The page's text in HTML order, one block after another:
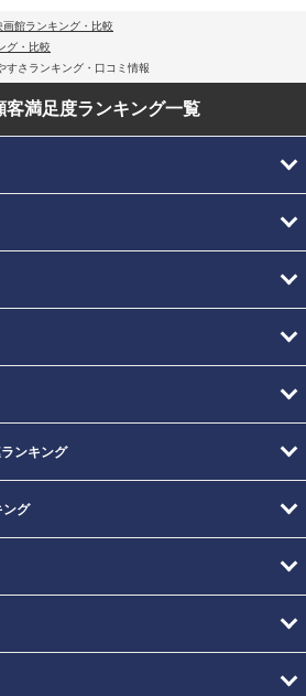
画館ランキング・比較
グ・比較
すさランキング・口コミ情報
客満足度ランキング一覧
ンキング
ング